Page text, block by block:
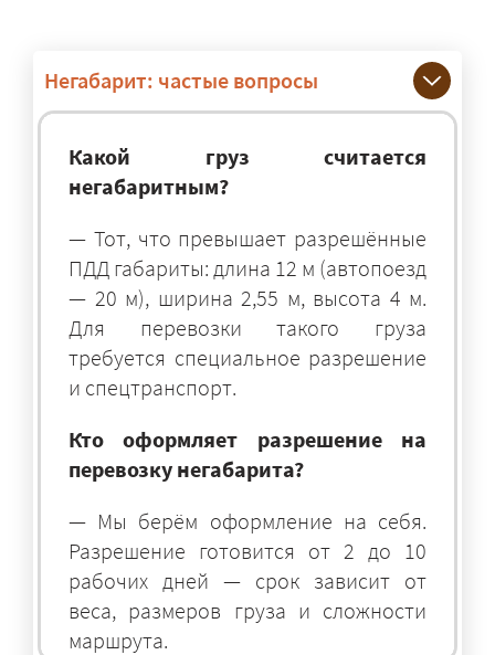
Негабарит: частые вопросы
Какой груз считается
негабаритным?
— Тот, что превышает разрешённые
ПДД габариты: длина 12 м (автопоезд
— 20 м), ширина 2,55 м, высота 4 м.
Для перевозки такого груза
требуется специальное разрешение
и спецтранспорт.
Кто оформляет разрешение на
перевозку негабарита?
— Мы берём оформление на себя.
Разрешение готовится от 2 до 10
рабочих дней — срок зависит от
веса, размеров груза и сложности
маршрута.